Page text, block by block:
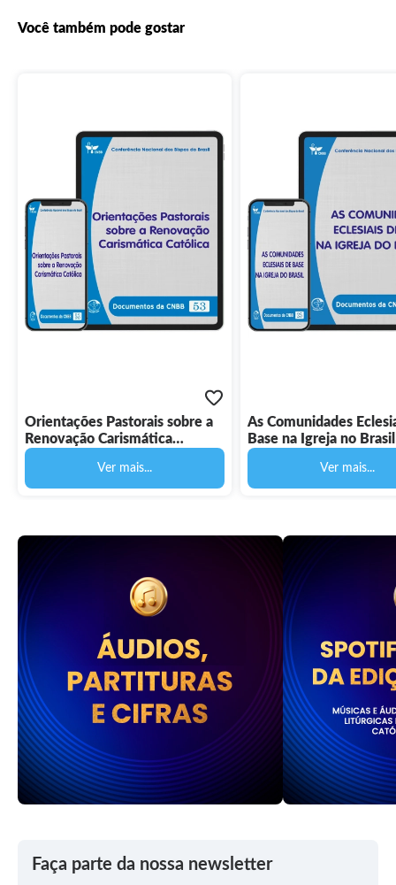
Você também pode gostar
Orientações Pastorais sobre a
Renovação Carismática
Católica - Documentos da
CNBB 53 - Digital
Ver mais...
As Comunidades
Base na Igreja no
Documentos da CNBB
Ver mais...
Faça parte da nossa newsletter